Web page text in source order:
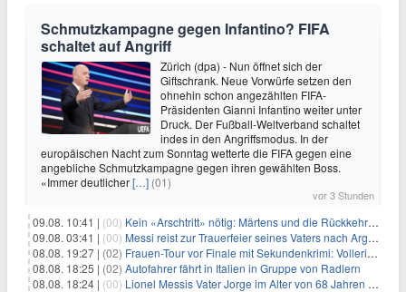
Schmutzkampagne gegen Infantino? FIFA
schaltet auf Angriff
Zürich (dpa) - Nun öffnet sich der
Giftschrank. Neue Vorwürfe setzen den
ohnehin schon angezählten FIFA-
Präsidenten Gianni Infantino weiter unter
Druck. Der Fußball-Weltverband schaltet
indes in den Angriffsmodus. In der
europäischen Nacht zum Sonntag wetterte die FIFA gegen eine
angebliche Schmutzkampagne gegen ihren gewählten Boss.
«Immer deutlicher[…] (01)
vor 3 Stunden
09.08. 10:41 | (00) Kein «Arschtritt» nötig: Märtens und die Rückkehr nach Paris
09.08. 03:41 | (00) Messi reist zur Trauerfeier seines Vaters nach Argentinien
08.08. 19:27 | (02) Frauen-Tour vor Finale mit Sekundenkrimi: Vollering in Gelb
08.08. 18:25 | (02) Autofahrer fährt in Italien in Gruppe von Radlern
08.08. 18:24 | (00) Lionel Messis Vater Jorge im Alter von 68 Jahren gestorben